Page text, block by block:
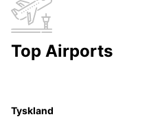
Top Airports
Tyskland